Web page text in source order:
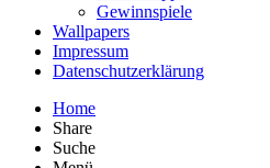
Gewinnspiele
Wallpapers
Impressum
Datenschutzerklärung
Home
Share
Suche